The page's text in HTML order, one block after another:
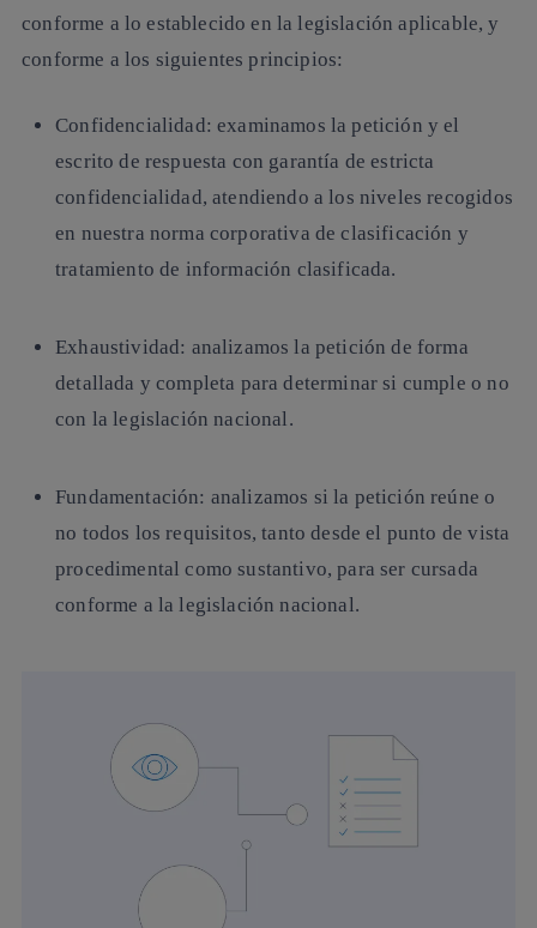
conforme a lo establecido en la legislación aplicable, y
conforme a los siguientes principios:
Confidencialidad: examinamos la petición y el
escrito de respuesta con garantía de estricta
confidencialidad, atendiendo a los niveles recogidos
en nuestra norma corporativa de clasificación y
tratamiento de información clasificada.
Exhaustividad: analizamos la petición de forma
detallada y completa para determinar si cumple o no
con la legislación nacional.
Fundamentación: analizamos si la petición reúne o
no todos los requisitos, tanto desde el punto de vista
procedimental como sustantivo, para ser cursada
conforme a la legislación nacional.